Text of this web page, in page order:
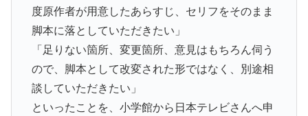
度原作者が用意したあらすじ、セリフをそのまま
脚本に落としていただきたい」
「足りない箇所、変更箇所、意見はもちろん伺う
ので、脚本として改変された形ではなく、別途相
談していただきたい」
といったことを、小学館から日本テレビさんへ申